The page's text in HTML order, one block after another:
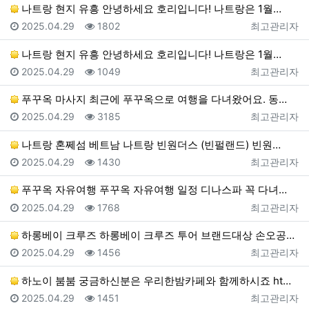
나트랑 현지 유흥 안녕하세요 호리입니다! 나트랑은 1월…
등록자
최고관리자
등록일
2025.04.29 조회
1802
나트랑 현지 유흥 안녕하세요 호리입니다! 나트랑은 1월…
등록자
최고관리자
등록일
2025.04.29 조회
1049
푸꾸옥 마사지 최근에 푸꾸옥으로 여행을 다녀왔어요. 동…
등록자
최고관리자
등록일
2025.04.29 조회
3185
나트랑 혼쩨섬 베트남 나트랑 빈원더스 (빈펄랜드) 빈원…
등록자
최고관리자
등록일
2025.04.29 조회
1430
푸꾸옥 자유여행 푸꾸옥 자유여행 일정 디나스파 꼭 다녀…
등록자
최고관리자
등록일
2025.04.29 조회
1768
하롱베이 크루즈 하롱베이 크루즈 투어 브랜드대상 손오공…
등록자
최고관리자
등록일
2025.04.29 조회
1456
하노이 붐붐 궁금하신분은 우리한밤카페와 함께하시죠 ht…
등록자
최고관리자
등록일
2025.04.29 조회
1451